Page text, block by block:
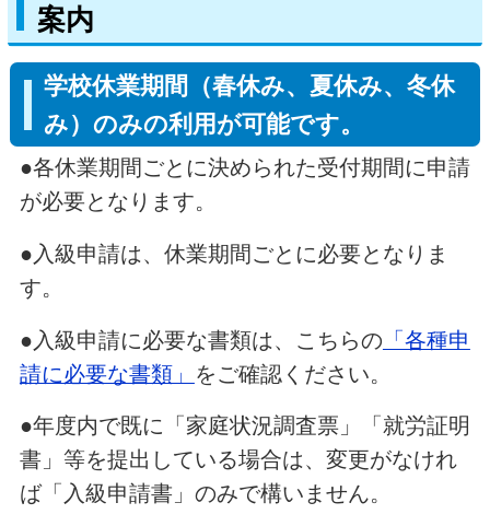
案内
学校休業期間（春休み、夏休み、冬休
み）のみの利用が可能です。
●各休業期間ごとに決められた受付期間に申請
が必要となります。
●入級申請は、休業期間ごとに必要となりま
す。
●入級申請に必要な書類は、こちらの 「各種申
請に必要な書類」 をご確認ください。
●年度内で既に「家庭状況調査票」「就労証明
書」等を提出している場合は、変更がなけれ
ば「入級申請書」のみで構いません。